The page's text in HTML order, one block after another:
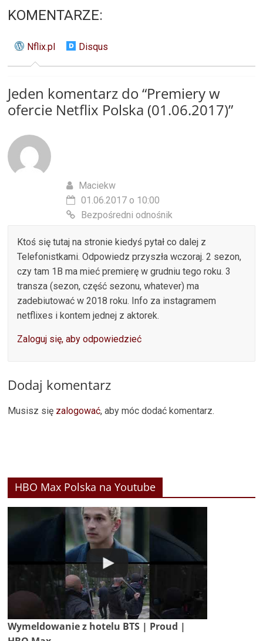
KOMENTARZE:
Nflix.pl Disqus
Jeden komentarz do “Premiery w
ofercie Netflix Polska (01.06.2017)”
Maciekw
01.06.2017 o 10:00
Bezpośredni odnośnik
Ktoś się tutaj na stronie kiedyś pytał co dalej z
Telefonistkami. Odpowiedz przyszła wczoraj. 2 sezon,
czy tam 1B ma mieć premierę w grudniu tego roku. 3
transza (sezon, część sezonu, whatever) ma
zadebiutować w 2018 roku. Info za instagramem
netflixes i kontem jednej z aktorek.
Zaloguj się, aby odpowiedzieć
Dodaj komentarz
Musisz się zalogować, aby móc dodać komentarz.
HBO Max Polska na Youtube
Wymeldowanie z hotelu BTS | Proud |